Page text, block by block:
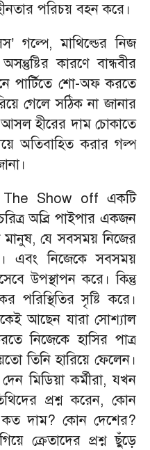
পরিচয় বহন করে।
গল্পে, মাথিল্ডের নিজ
কারণে বান্ধবীর
পার্টিতে শো-অফ করতে
গেলে সঠিক না জানার
আসল হীরের দাম চোকাতে
অতিবাহিত করার গল্প
The Show off একটি
অব্রি পাইপার একজন
মানুষ, যে সবসময় নিজের
এবং নিজেকে সবসময়
উপস্থাপন করে। কিন্তু
পরিস্থিতির সৃষ্টি করে।
আছেন যারা সোশ্যাল
নিজেকে হাসির পাত্র
তিনি হারিয়ে ফেলেন।
মিডিয়া কর্মীরা, যখন
প্রশ্ন করেন, কোন
কত দাম? কোন দেশের?
ক্রেতাদের প্রশ্ন ছুঁড়ে